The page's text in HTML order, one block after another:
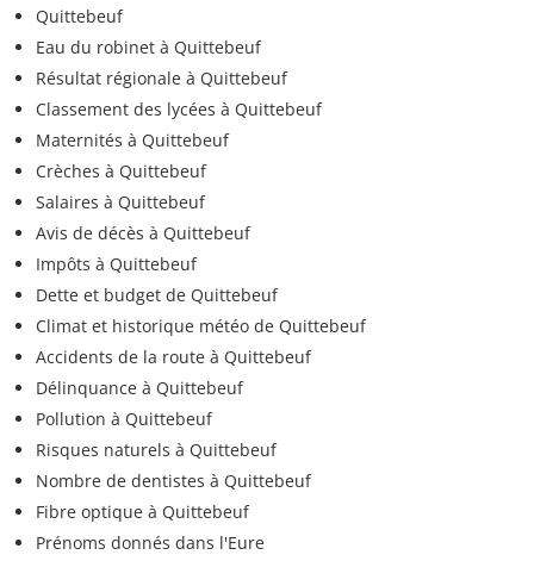
Quittebeuf
Eau du robinet à Quittebeuf
Résultat régionale à Quittebeuf
Classement des lycées à Quittebeuf
Maternités à Quittebeuf
Crèches à Quittebeuf
Salaires à Quittebeuf
Avis de décès à Quittebeuf
Impôts à Quittebeuf
Dette et budget de Quittebeuf
Climat et historique météo de Quittebeuf
Accidents de la route à Quittebeuf
Délinquance à Quittebeuf
Pollution à Quittebeuf
Risques naturels à Quittebeuf
Nombre de dentistes à Quittebeuf
Fibre optique à Quittebeuf
Prénoms donnés dans l'Eure